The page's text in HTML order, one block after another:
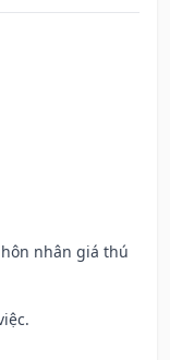
nhân giá thú